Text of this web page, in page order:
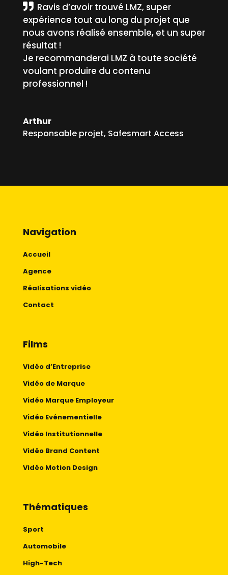
Ravis d’avoir trouvé LMZ, super
expérience tout au long du projet que
nous avons réalisé ensemble, et un super
résultat !
Je recommanderai LMZ à toute société
voulant produire du contenu
professionnel !
Arthur
Responsable projet, Safesmart Access
Navigation
Accueil
Agence
Réalisations vidéo
Contact
Films
Vidéo d’Entreprise
Vidéo de Marque
Vidéo Marque Employeur
Vidéo Evénementielle
Vidéo Institutionnelle
Vidéo Brand Content
Vidéo Motion Design
Thématiques
Sport
Automobile
High-Tech